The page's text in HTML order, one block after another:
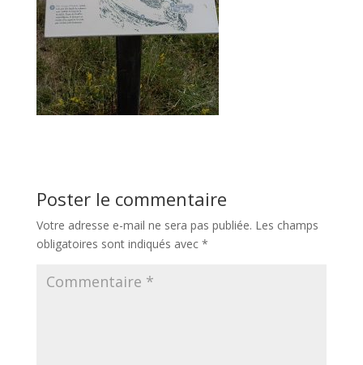
Poster le commentaire
Votre adresse e-mail ne sera pas publiée. Les champs
obligatoires sont indiqués avec *